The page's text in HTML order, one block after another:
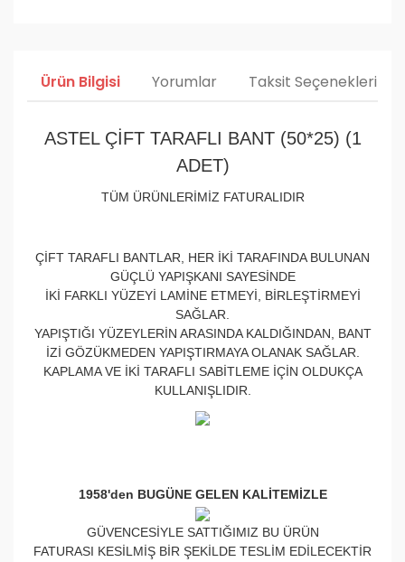
Ürün Bilgisi Yorumlar Taksit Seçenekleri
ASTEL ÇİFT TARAFLI BANT (50*25) (1
ADET)
TÜM ÜRÜNLERİMİZ FATURALIDIR
ÇİFT TARAFLI BANTLAR, HER İKİ TARAFINDA BULUNAN
GÜÇLÜ YAPIŞKANI SAYESİNDE
İKİ FARKLI YÜZEYİ LAMİNE ETMEYİ, BİRLEŞTİRMEYİ
SAĞLAR.
YAPIŞTIĞI YÜZEYLERİN ARASINDA KALDIĞINDAN, BANT
İZİ GÖZÜKMEDEN YAPIŞTIRMAYA OLANAK SAĞLAR.
KAPLAMA VE İKİ TARAFLI SABİTLEME İÇİN OLDUKÇA
KULLANIŞLIDIR.
1958'den BUGÜNE GELEN KALİTEMİZLE
GÜVENCESİYLE SATTIĞIMIZ BU ÜRÜN
FATURASI KESİLMİŞ BİR ŞEKİLDE TESLİM EDİLECEKTİR